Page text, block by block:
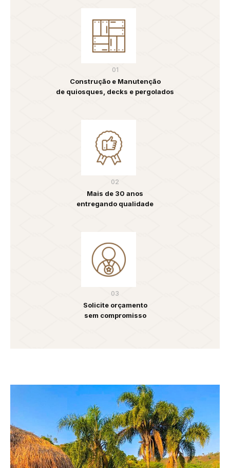
01
Construção e Manutenção
de quiosques, decks e pergolados
02
Mais de 30 anos
entregando qualidade
03
Solicite orçamento
sem compromisso